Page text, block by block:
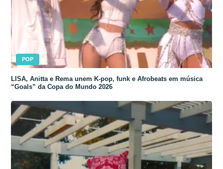
POP
LISA, Anitta e Rema unem K-pop, funk e Afrobeats em música
“Goals” da Copa do Mundo 2026